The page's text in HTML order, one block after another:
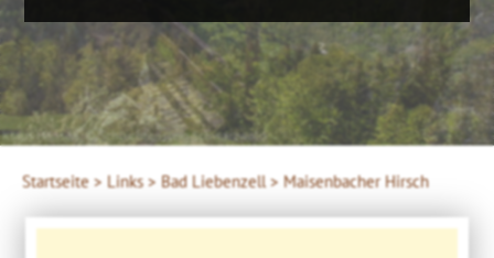
Klaus Hansen, © Schluchtensteig Schwarzwald
Startseite > Links > Bad Liebenzell > Maisenbacher Hirsch